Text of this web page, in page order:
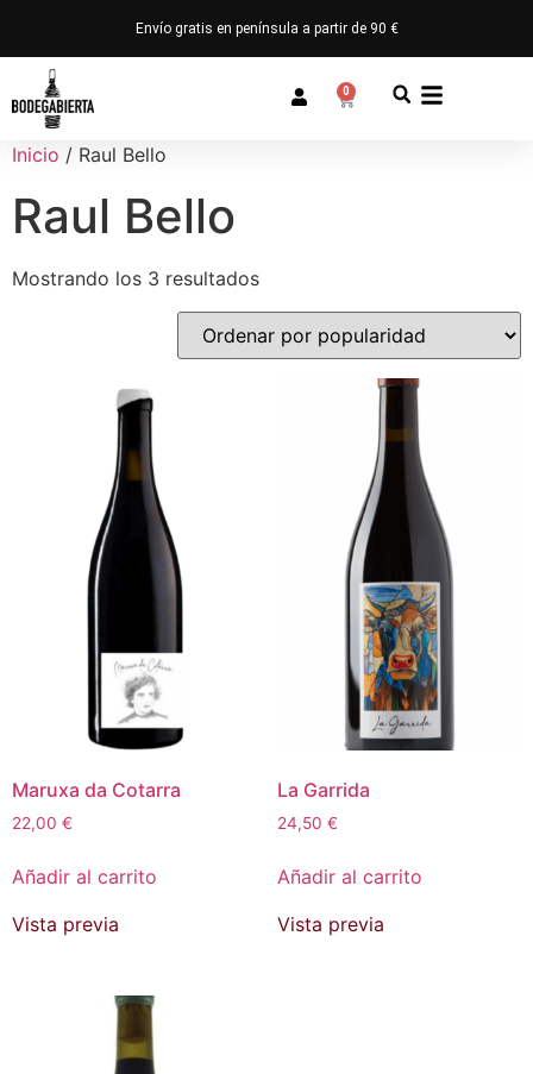
Envío gratis en península a partir de 90 €
0
Inicio / Raul Bello
Raul Bello
Mostrando los 3 resultados
Maruxa da Cotarra
22,00 €
Añadir al carrito
Vista previa
La Garrida
24,50 €
Añadir al carrito
Vista previa